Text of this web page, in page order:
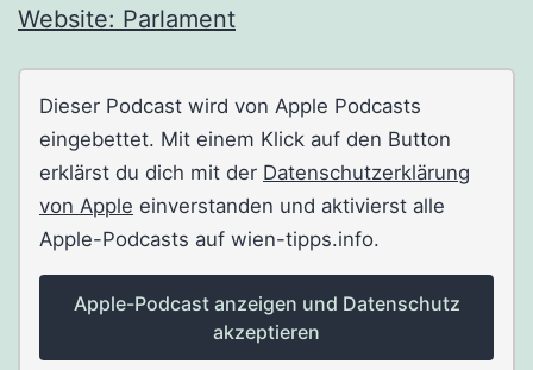
Website: Parlament
Dieser Podcast wird von Apple Podcasts
eingebettet. Mit einem Klick auf den Button
erklärst du dich mit der Datenschutzerklärung
von Apple einverstanden und aktivierst alle
Apple-Podcasts auf wien-tipps.info.
Apple-Podcast anzeigen und Datenschutz
akzeptieren